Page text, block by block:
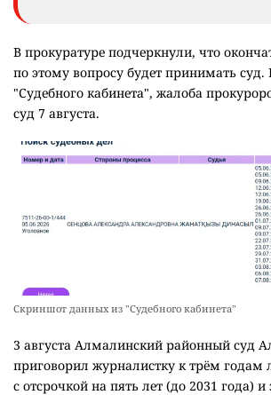
В прокуратуре подчеркнули, что
по этому вопросу будет принимать
"Судебного кабинета", жалоба
суд 7 августа.
Скриншот данных из "Судебного кабинета"
3 августа Алмалинский районный суд
приговорил журналистку к трём годам
с отсрочкой на пять лет (до 2031 года)